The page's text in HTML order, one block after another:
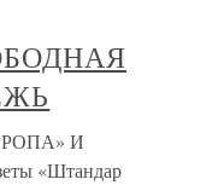
И
«Штандар